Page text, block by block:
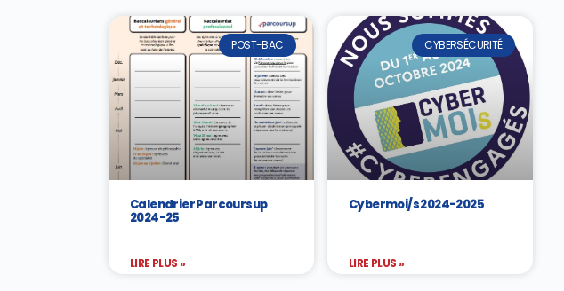
POST-BAC
Calendrier Parcoursup
2024-25
LIRE PLUS »
CYBERSÉCURITÉ
Cybermoi/s 2024-2025
LIRE PLUS »